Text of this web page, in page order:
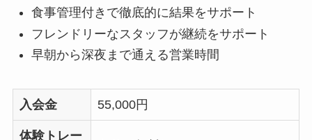
食事管理付きで徹底的に結果をサポート
フレンドリーなスタッフが継続をサポート
早朝から深夜まで通える営業時間
入会金 55,000円
体験トレー